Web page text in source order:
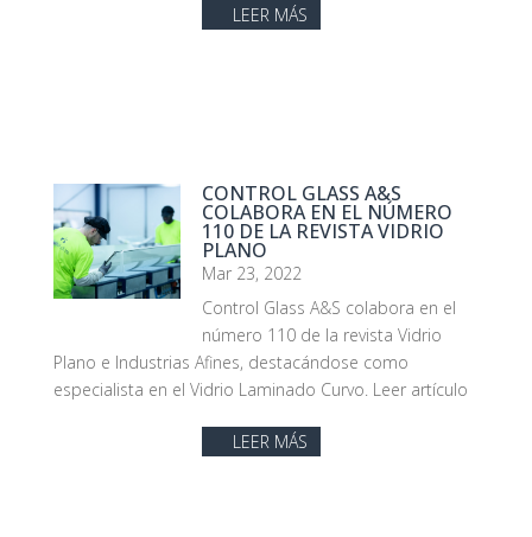
LEER MÁS
CONTROL GLASS A&S
COLABORA EN EL NÚMERO
110 DE LA REVISTA VIDRIO
PLANO
Mar 23, 2022
Control Glass A&S colabora en el
número 110 de la revista Vidrio
Plano e Industrias Afines, destacándose como
especialista en el Vidrio Laminado Curvo. Leer artículo
LEER MÁS